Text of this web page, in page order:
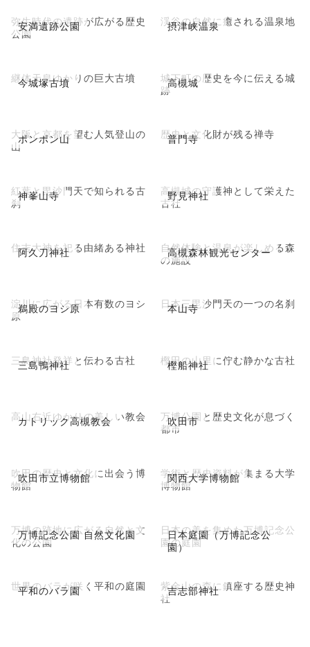
安満遺跡公園
弥生時代の遺跡が広がる歴史
公園
摂津峡温泉
渓谷の自然に癒される温泉地
今城塚古墳
継体天皇ゆかりの巨大古墳 高槻城
城下町の歴史を今に伝える城
跡
ポンポン山
大阪と京都を望む人気登山の
山
普門寺
歴史と文化財が残る禅寺
神峯山寺
紅葉と毘沙門天で知られる古
刹
野見神社
高槻城の守護神として栄えた
古社
阿久刀神社
住吉大神を祀る由緒ある神社 高槻森林観光センター
自然体験と温泉が楽しめる森
の施設
鵜殿のヨシ原
淀川に広がる日本有数のヨシ
原
本山寺
日本三毘沙門天の一つの名刹
三島鴨神社
三島神社発祥と伝わる古社 樫船神社
樫田の山里に佇む静かな古社
カトリック高槻教会
高山右近ゆかりの美しい教会 吹田市
万博公園と歴史文化が息づく
都市
吹田市立博物館
吹田の歴史と文化に出会う博
物館
関西大学博物館
学術と歴史資料が集まる大学
博物館
万博記念公園 自然文化園
万博の跡地に広がる自然と文
化の公園
日本庭園（万博記念公
園）
日本の美を集めた万博記念公
園の庭園
平和のバラ園
世界のバラが咲く平和の庭園 吉志部神社
紫金山の森に鎮座する歴史神
社